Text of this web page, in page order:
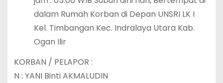
dalam Rumah Korban di Depan UNSRI LK I
Kel. Timbangan Kec. Indralaya Utara Kab.
Ogan Ilir
KORBAN / PELAPOR :
N : YANI Binti AKMALUDIN